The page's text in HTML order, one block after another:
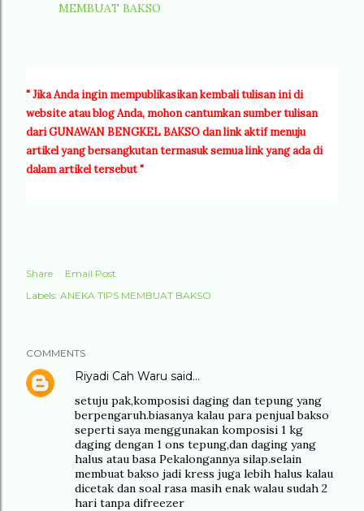
MEMBUAT BAKSO
"Jika Anda ingin mempublikasikan kembali tulisan ini di
website atau blog Anda, mohon cantumkan sumber tulisan
dari GUNAWAN BENGKEL BAKSO dan link aktif menuju
artikel yang bersangkutan termasuk semua link yang ada di
dalam artikel tersebut "
Share
Email Post
Labels: ANEKA TIPS MEMBUAT BAKSO
COMMENTS
Riyadi Cah Waru said…
setuju pak,komposisi daging dan tepung yang
berpengaruh.biasanya kalau para penjual bakso
seperti saya menggunakan komposisi 1 kg
daging dengan 1 ons tepung,dan daging yang
halus atau basa Pekalongannya silap.selain
membuat bakso jadi kress juga lebih halus kalau
dicetak dan soal rasa masih enak walau sudah 2
hari tanpa difreezer